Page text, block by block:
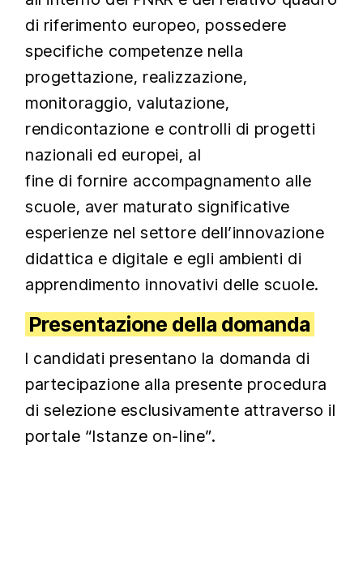
di riferimento europeo, possedere
specifiche competenze nella
progettazione, realizzazione,
monitoraggio, valutazione,
rendicontazione e controlli di progetti
nazionali ed europei, al
fine di fornire accompagnamento alle
scuole, aver maturato significative
esperienze nel settore dell’innovazione
didattica e digitale e egli ambienti di
apprendimento innovativi delle scuole.
Presentazione della domanda
I candidati presentano la domanda di
partecipazione alla presente procedura
di selezione esclusivamente attraverso il
portale “Istanze on-line”.